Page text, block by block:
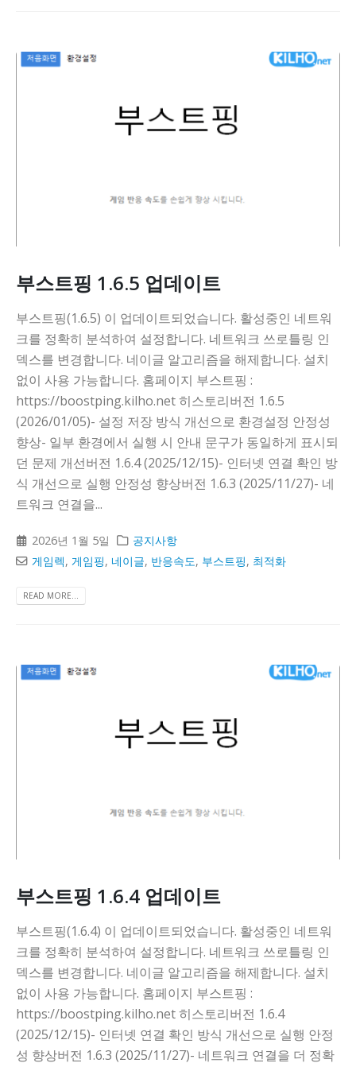
부스트핑 1.6.5 업데이트
부스트핑(1.6.5) 이 업데이트되었습니다. 활성중인 네트워
크를 정확히 분석하여 설정합니다. 네트워크 쓰로틀링 인
덱스를 변경합니다. 네이글 알고리즘을 해제합니다. 설치
없이 사용 가능합니다. 홈페이지 부스트핑 :
https://boostping.kilho.net 히스토리버전 1.6.5
(2026/01/05)- 설정 저장 방식 개선으로 환경설정 안정성
향상- 일부 환경에서 실행 시 안내 문구가 동일하게 표시되
던 문제 개선버전 1.6.4 (2025/12/15)- 인터넷 연결 확인 방
식 개선으로 실행 안정성 향상버전 1.6.3 (2025/11/27)- 네
트워크 연결을...
2026년 1월 5일
공지사항
게임렉,게임핑, 네이글, 반응속도, 부스트핑, 최적화
READ MORE...
부스트핑 1.6.4 업데이트
부스트핑(1.6.4) 이 업데이트되었습니다. 활성중인 네트워
크를 정확히 분석하여 설정합니다. 네트워크 쓰로틀링 인
덱스를 변경합니다. 네이글 알고리즘을 해제합니다. 설치
없이 사용 가능합니다. 홈페이지 부스트핑 :
https://boostping.kilho.net 히스토리버전 1.6.4
(2025/12/15)- 인터넷 연결 확인 방식 개선으로 실행 안정
성 향상버전 1.6.3 (2025/11/27)- 네트워크 연결을 더 정확